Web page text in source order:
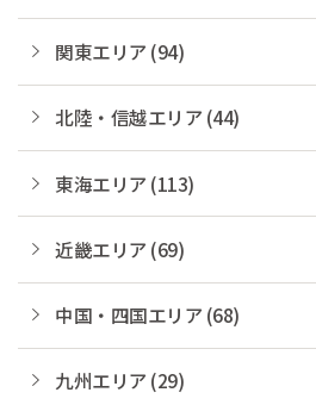
関東エリア (94)
北陸・信越エリア (44)
東海エリア (113)
近畿エリア (69)
中国・四国エリア (68)
九州エリア (29)